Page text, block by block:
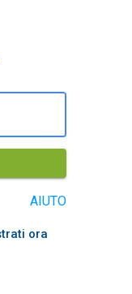
AIUTO
ora